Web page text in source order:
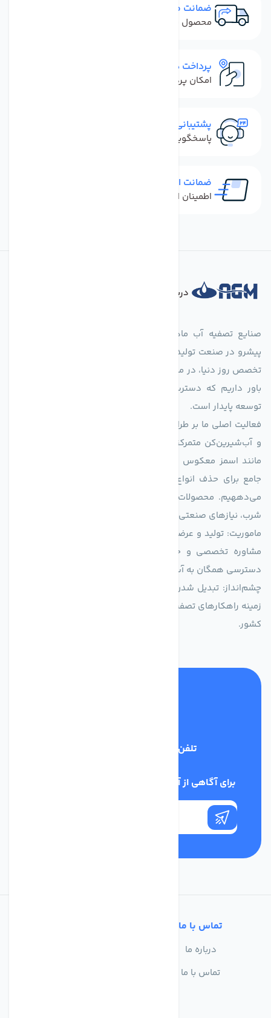
ضمانت مرجوعی
محصول نباید آسیب دیده باشد
پرداخت در محل
امکان پرداخت کل فاکتور در محل
پشتیبانی سریع
پاسخگویی سریع به تماس‌ها و پیام‌ها
ضمانت اصل بودن کالا
اطمینان از خرید کالای اورجینال
درباره فروشگاه
پیشرو در صنعت تولید تجهیزات تصفیه آب، با تکیه بر دانش فنی و
تخصص روز دنیا، در مسیر تأمین آب سالم و پایدار گام برمی‌دارد. ما
باور داریم که دسترسی به آب پاک، یک حق اساسی و زیربنای
توسعه پایدار است.
فعالیت اصلی ما بر طراحی و تولید سیستم‌های پیشرفته تصفیه آب
و آب‌شیرین‌کن متمرکز است. ما با بهره‌گیری از فناوری‌های نوین
جامع برای حذف انواع آلاینده‌ها، املاح و نمک از منابع آبی ارائه
می‌دههیم. محصولات ما برای مصارف متنوعی از جمله تأمین آب
شرب، نیازهای صنعتی و کشاورزی طراحی و بهینه‌سازی شده‌اند.
ماموریت: تولید و عرضه محصولاتی با بالاترین استاندارد کیفی، ارائه
مشاوره تخصصی و خدمات پس از فروش مطمئن برای تضمین
دسترسی همگان به آب پاک و سالم.
چشم‌انداز: تبدیل شدن به انتخاب اول صنایع و مصرف‌کنندگان در
زمینه راهکارهای تصفیه آب و ایفای نقشی کلیدی در حفظ منابع آبی
کشور.
تلفن پشتیبانی
برای آگاهی از آخرین اخبار در خبرنامه ما عضو شوید
تماس با ما
درباره ما
تماس با ما